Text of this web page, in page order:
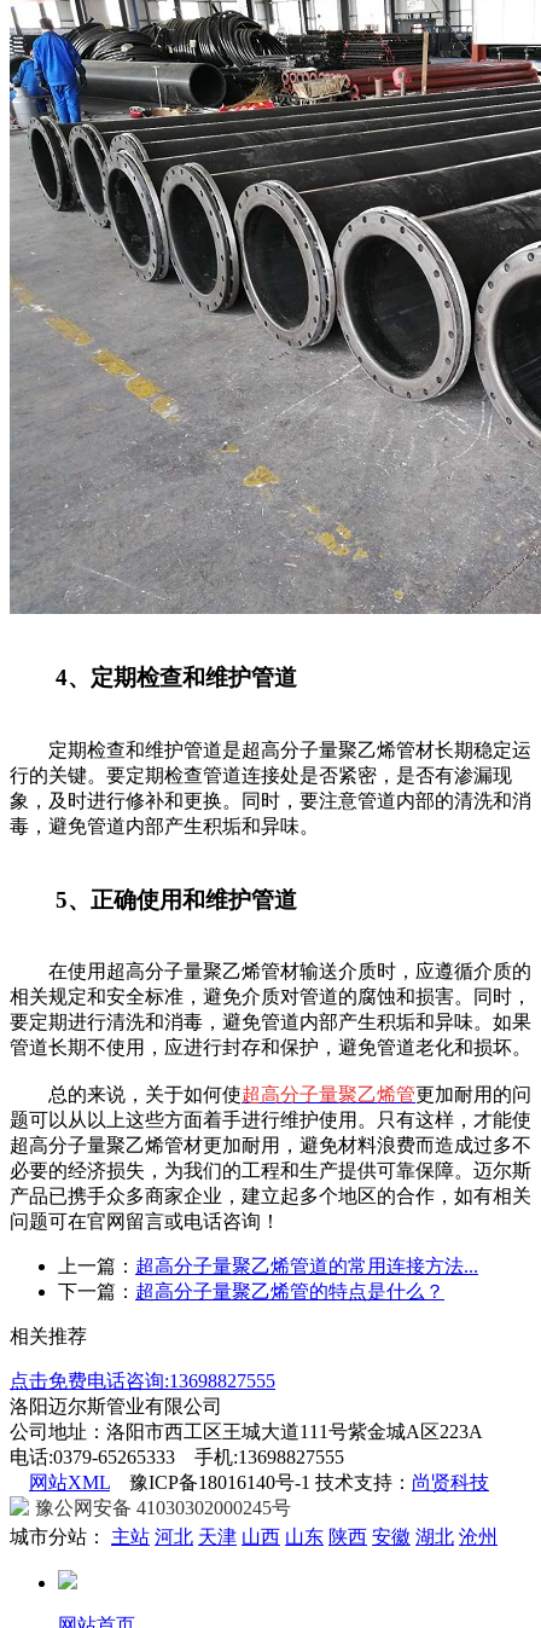
4、定期检查和维护管道
定期检查和维护管道是超高分子量聚乙烯管材长期稳定运
行的关键。要定期检查管道连接处是否紧密，是否有渗漏现
象，及时进行修补和更换。同时，要注意管道内部的清洗和消
毒，避免管道内部产生积垢和异味。
5、正确使用和维护管道
在使用超高分子量聚乙烯管材输送介质时，应遵循介质的
相关规定和安全标准，避免介质对管道的腐蚀和损害。同时，
要定期进行清洗和消毒，避免管道内部产生积垢和异味。如果
管道长期不使用，应进行封存和保护，避免管道老化和损坏。
总的来说，关于如何使超高分子量聚乙烯管更加耐用的问
题可以从以上这些方面着手进行维护使用。只有这样，才能使
超高分子量聚乙烯管材更加耐用，避免材料浪费而造成过多不
必要的经济损失，为我们的工程和生产提供可靠保障。迈尔斯
产品已携手众多商家企业，建立起多个地区的合作，如有相关
问题可在官网留言或电话咨询！
上一篇： 超高分子量聚乙烯管道的常用连接方法...
下一篇： 超高分子量聚乙烯管的特点是什么？
相关推荐
点击免费电话咨询:13698827555
洛阳迈尔斯管业有限公司
公司地址：洛阳市西工区王城大道111号紫金城A区223A
电话:0379-65265333 手机:13698827555
网站XML 豫ICP备18016140号-1 技术支持： 尚贤科技
豫公网安备 41030302000245号
城市分站：
主站 河北 天津 山西 山东 陕西 安徽 湖北 沧州